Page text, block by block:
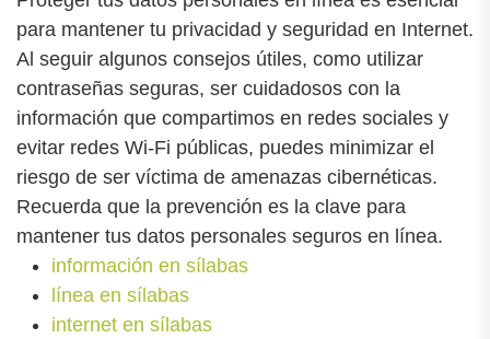
para mantener tu privacidad y seguridad en Internet.
Al seguir algunos consejos útiles, como utilizar
contraseñas seguras, ser cuidadosos con la
información que compartimos en redes sociales y
evitar redes Wi-Fi públicas, puedes minimizar el
riesgo de ser víctima de amenazas cibernéticas.
Recuerda que la prevención es la clave para
mantener tus datos personales seguros en línea.
información en sílabas
línea en sílabas
internet en sílabas